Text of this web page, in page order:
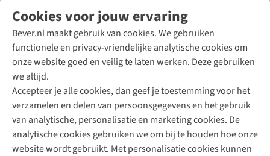
Cookies voor jouw ervaring
Bever.nl maakt gebruik van cookies. We gebruiken
functionele en privacy-vriendelijke analytische cookies om
onze website goed en veilig te laten werken. Deze gebruiken
we altijd.
Accepteer je alle cookies, dan geef je toestemming voor het
verzamelen en delen van persoonsgegevens en het gebruik
van analytische, personalisatie en marketing cookies. De
analytische cookies gebruiken we om bij te houden hoe onze
website wordt gebruikt. Met personalisatie cookies kunnen
Direct advies van een Buitenexpert
+31 (0)85 888 50 88
+31 6 12 28 49 80
Contactformulier